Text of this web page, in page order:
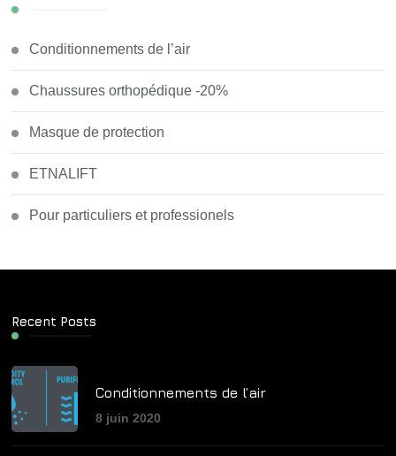
Conditionnements de l’air
Chaussures orthopédique -20%
Masque de protection
ETNALIFT
Pour particuliers et professionels
Recent Posts
Conditionnements de l’air
8 juin 2020